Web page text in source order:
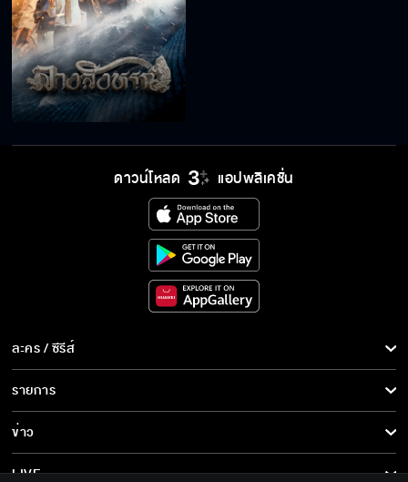
ดาวน์โหลด แอปพลิเคชั่น
ละคร / ซีรีส์
ละคร/ซีรีส์
ซีรีส์นานาชาติ
การ์ตูน & เกม
รายการ
รายการทั้งหมด
ข่าว
ข่าวทั้งหมด
LIVE